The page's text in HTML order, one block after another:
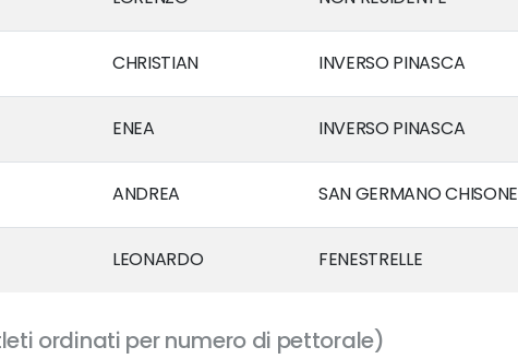
CHRISTIAN INVERSO PINASCA
ENEA INVERSO PINASCA
ANDREA SAN GERMANO CHISONE
LEONARDO FENESTRELLE
ordinati per numero di pettorale)